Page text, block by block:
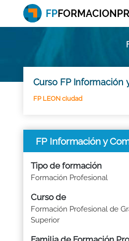
Curso FP Información
FP LEON ciudad
FP Información y
Tipo de formación
Formación Profesional
Curso de
Formación Profesional de
Superior